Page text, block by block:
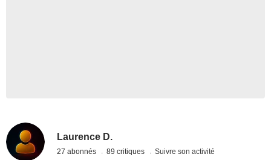
Laurence D.
27 abonnés 89 critiques Suivre son activité